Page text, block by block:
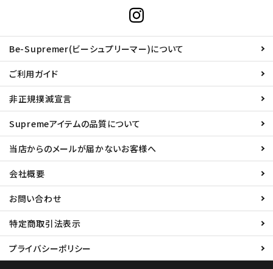
Be-Supremer(ビーシュプリーマー)について
ご利用ガイド
非正規撲滅宣言
Supremeアイテムの品質について
当店からのメールが届かないお客様へ
会社概要
お問い合わせ
特定商取引法表示
プライバシーポリシー